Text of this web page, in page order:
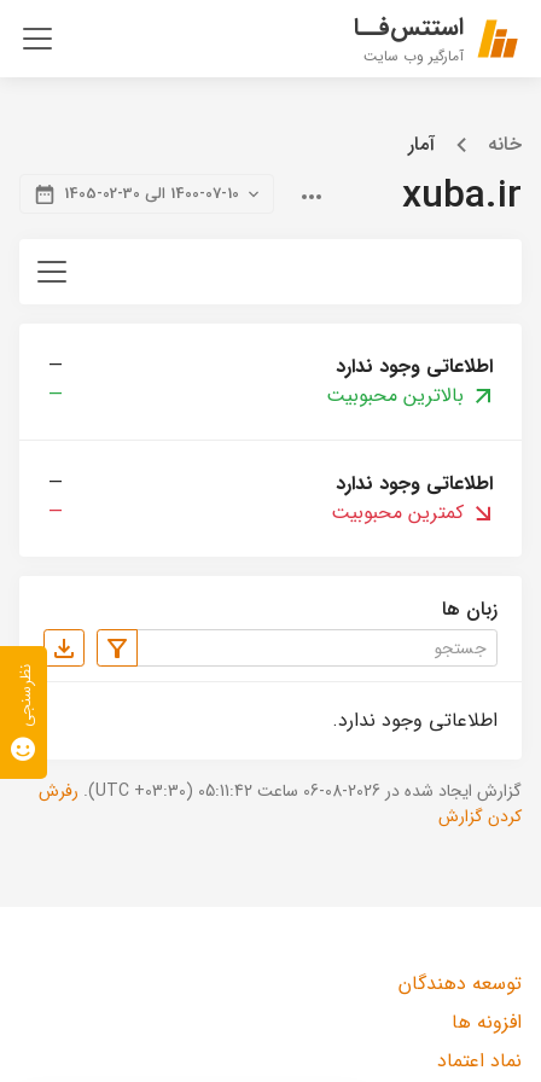
استتس‌فــا
آمارگیر وب سایت
خانه آمار
xuba.ir 1400-07-10 الی 30-02-1405
اطلاعاتی وجود ندارد
—
بالاترین محبوبیت
—
اطلاعاتی وجود ندارد
—
کمترین محبوبیت
—
زبان ها
اطلاعاتی وجود ندارد.
گزارش ایجاد شده در 2026-08-06 ساعت 05:11:42 (UTC +03:30).
رفرش
کردن گزارش
توسعه دهندگان
افزونه ها
نماد اعتماد
نظرسنجی